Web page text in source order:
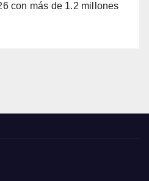
con más de 1.2 millones